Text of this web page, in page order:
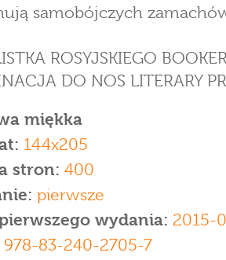
samobójczych
ROSYJSKIEGO
DO NOS LITERARY
miękka
144x205
stron: 400
pierwsze
wydania: 2015-
978-83-240-2705-7